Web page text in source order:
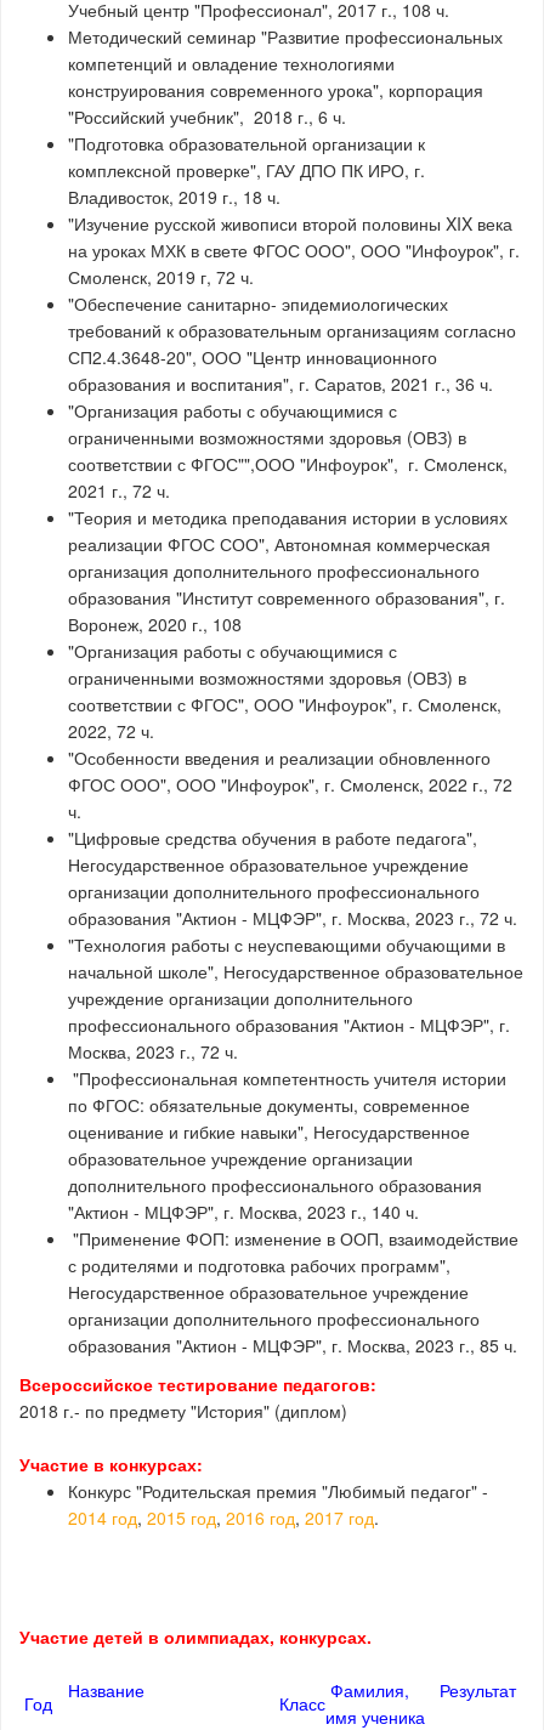
Учебный центр "Профессионал", 2017 г., 108 ч.
Методический семинар "Развитие профессиональных
компетенций и овладение технологиями
конструирования современного урока", корпорация
"Российский учебник", 2018 г., 6 ч.
"Подготовка образовательной организации к
комплексной проверке", ГАУ ДПО ПК ИРО, г.
Владивосток, 2019 г., 18 ч.
"Изучение русской живописи второй половины XIX века
на уроках МХК в свете ФГОС ООО", ООО "Инфоурок", г.
Смоленск, 2019 г, 72 ч.
"Обеспечение санитарно- эпидемиологических
требований к образовательным организациям согласно
СП2.4.3648-20", ООО "Центр инновационного
образования и воспитания", г. Саратов, 2021 г., 36 ч.
"Организация работы с обучающимися с
ограниченными возможностями здоровья (ОВЗ) в
соответствии с ФГОС"",ООО "Инфоурок", г. Смоленск,
2021 г., 72 ч.
"Теория и методика преподавания истории в условиях
реализации ФГОС СОО", Автономная коммерческая
организация дополнительного профессионального
образования "Институт современного образования", г.
Воронеж, 2020 г., 108
"Организация работы с обучающимися с
ограниченными возможностями здоровья (ОВЗ) в
соответствии с ФГОС", ООО "Инфоурок", г. Смоленск,
2022, 72 ч.
"Особенности введения и реализации обновленного
ФГОС ООО", ООО "Инфоурок", г. Смоленск, 2022 г., 72
ч.
"Цифровые средства обучения в работе педагога",
Негосударственное образовательное учреждение
организации дополнительного профессионального
образования "Актион - МЦФЭР", г. Москва, 2023 г., 72 ч.
"Технология работы с неуспевающими обучающими в
начальной школе", Негосударственное образовательное
учреждение организации дополнительного
профессионального образования "Актион - МЦФЭР", г.
Москва, 2023 г., 72 ч.
"Профессиональная компетентность учителя истории
по ФГОС: обязательные документы, современное
оценивание и гибкие навыки", Негосударственное
образовательное учреждение организации
дополнительного профессионального образования
"Актион - МЦФЭР", г. Москва, 2023 г., 140 ч.
"Применение ФОП: изменение в ООП, взаимодействие
с родителями и подготовка рабочих программ",
Негосударственное образовательное учреждение
организации дополнительного профессионального
образования "Актион - МЦФЭР", г. Москва, 2023 г., 85 ч.
Всероссийское тестирование педагогов:
2018 г.- по предмету "История" (диплом)
Участие в конкурсах:
Конкурс "Родительская премия "Любимый педагог" -
2014 год, 2015 год, 2016 год, 2017 год.
Участие детей в олимпиадах, конкурсах.
Год
Название
Класс
Фамилия,
имя ученика
Результат